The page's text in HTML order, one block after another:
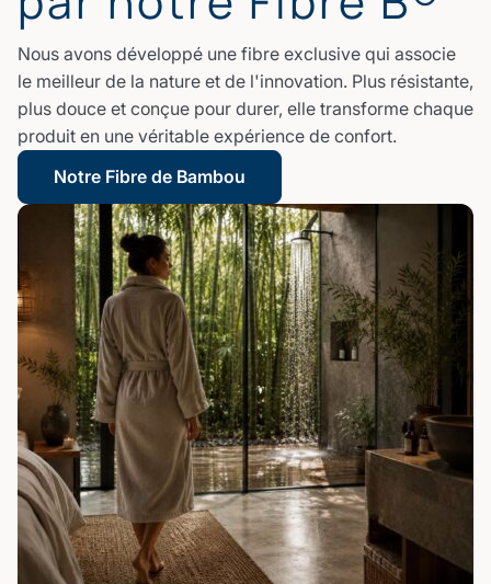
Nous avons développé une fibre exclusive qui associe
le meilleur de la nature et de l'innovation. Plus résistante,
plus douce et conçue pour durer, elle transforme chaque
produit en une véritable expérience de confort.
Notre Fibre de Bambou